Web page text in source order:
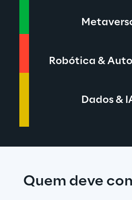
Robótica &
Dados &
Quem deve